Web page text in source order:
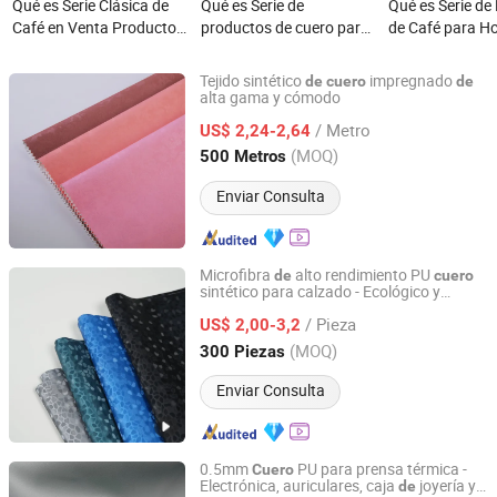
Qué es Serie Clásica de
Café en Venta Productos
Qué es Serie de
productos de cuero para
negra
Qué es Serie
de Café para
Tejido sintéticode cuero impregnadode
alta gama y cómodo
US$ 2,24-2,64 / Metro
500 Metros (MOQ)
Enviar Consulta
Zhejiang Minfeng Chemistry Co., Ltd
Zhejiang, China Desde 2026
Microfibra de alto rendimiento PU cuero
sintético para calzado - Ecológico y
US$ 2,00-3,2 / Pieza
300 Piezas (MOQ)
Enviar Consulta
Fujian Yudeng Textile Co., Ltd.
Fujian, China Desde 2026
0.5mmCuero PU para prensa térmica -
Electrónica, auriculares, caja de joyería y